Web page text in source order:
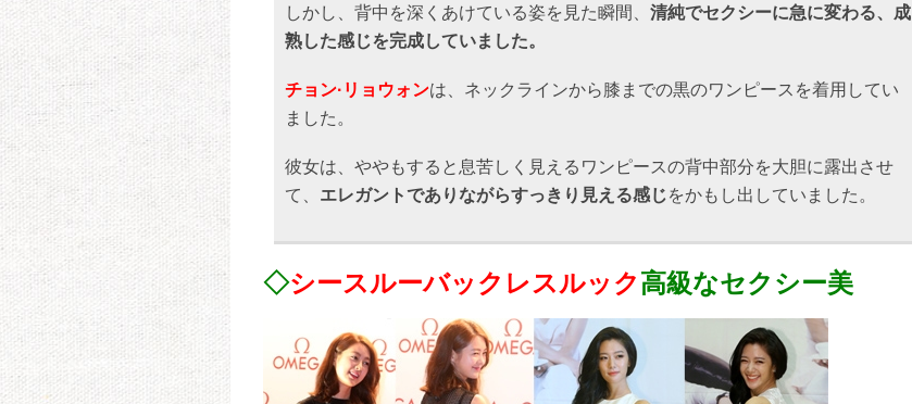
しかし、背中を深くあけている姿を見た瞬間、 清純でセクシーに急に変わる、成
熟した感じを完成していました。
チョン·リョウォンは、ネックラインから膝までの黒のワンピースを着用してい
ました。
彼女は、ややもすると息苦しく見えるワンピースの背中部分を大胆に露出させ
て、 エレガントでありながらすっきり見える感じをかもし出していました。
◇シースルーバックレスルック高級なセクシー美